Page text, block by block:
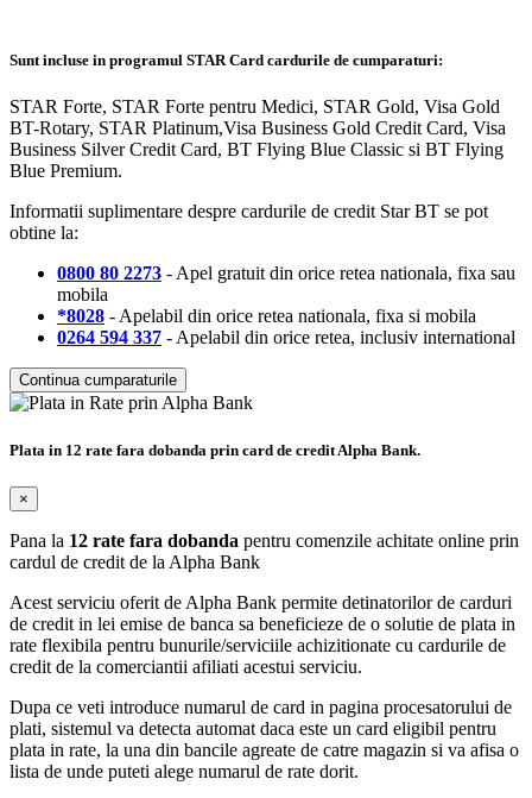
Sunt incluse in programul STAR Card cardurile de cumparaturi:
STAR Forte, STAR Forte pentru Medici, STAR Gold, Visa Gold
BT-Rotary, STAR Platinum,Visa Business Gold Credit Card, Visa
Business Silver Credit Card, BT Flying Blue Classic si BT Flying
Blue Premium.
Informatii suplimentare despre cardurile de credit Star BT se pot
obtine la:
0800 80 2273 - Apel gratuit din orice retea nationala, fixa sau
mobila
*8028 - Apelabil din orice retea nationala, fixa si mobila
0264 594 337 - Apelabil din orice retea, inclusiv international
Continua cumparaturile
Plata in 12 rate fara dobanda prin card de credit Alpha Bank.
×
Pana la 12 rate fara dobanda pentru comenzile achitate online prin
cardul de credit de la Alpha Bank
Acest serviciu oferit de Alpha Bank permite detinatorilor de carduri
de credit in lei emise de banca sa beneficieze de o solutie de plata in
rate flexibila pentru bunurile/serviciile achizitionate cu cardurile de
credit de la comerciantii afiliati acestui serviciu.
Dupa ce veti introduce numarul de card in pagina procesatorului de
plati, sistemul va detecta automat daca este un card eligibil pentru
plata in rate, la una din bancile agreate de catre magazin si va afisa o
lista de unde puteti alege numarul de rate dorit.